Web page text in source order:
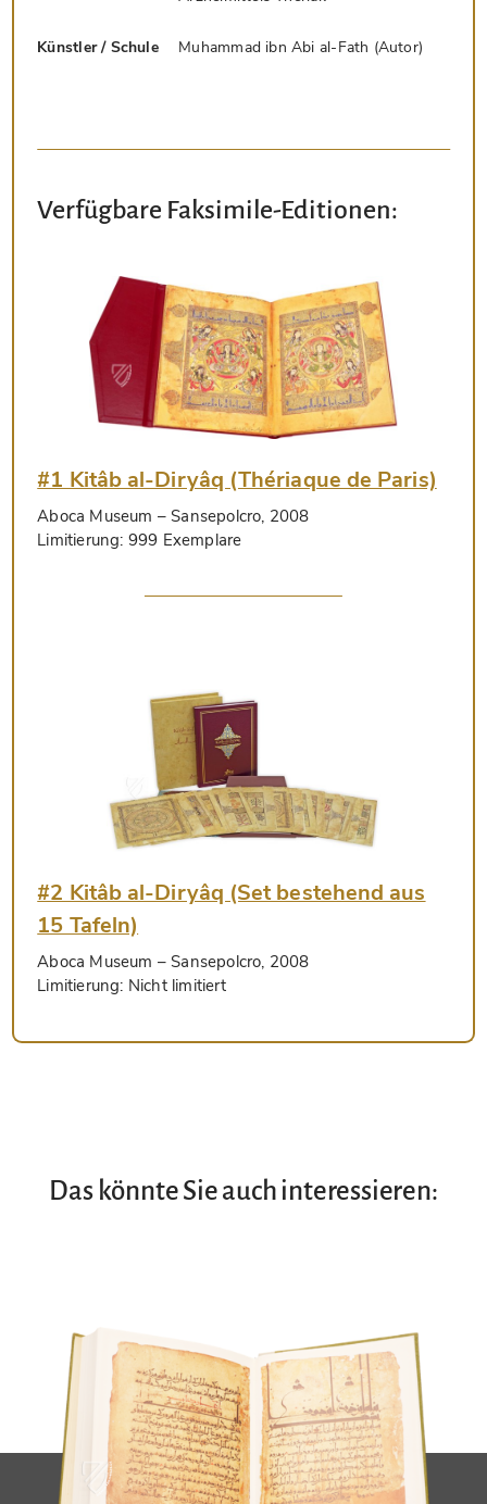
Künstler / Schule Muhammad ibn Abi al-Fath (Autor)
Verfügbare Faksimile-Editionen:
#1 Kitâb al-Diryâq (Thériaque de Paris)
Aboca Museum – Sansepolcro, 2008
Limitierung: 999 Exemplare
#2 Kitâb al-Diryâq (Set bestehend aus
15 Tafeln)
Aboca Museum – Sansepolcro, 2008
Limitierung: Nicht limitiert
Das könnte Sie auch interessieren: